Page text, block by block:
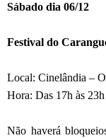
Sábado dia 06/12
Festival do
Local: Cinelândia –
Hora: Das 17h às 23h
Não haverá